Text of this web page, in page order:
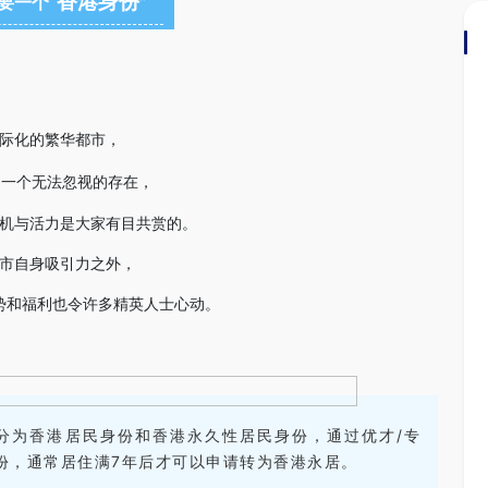
化的繁华都市，
个无法忽视的存在，
与活力是大家有目共赏的。
自身吸引力之外，
福利也令许多精英人士心动。
为香港居民身份和香港永久性居民身份，通过优才/专
通常居住满7年后才可以申请转为香港永居。